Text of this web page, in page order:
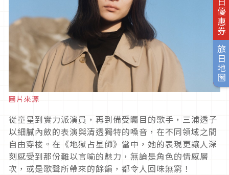
旅日優惠券
旅日地圖
圖片來源
從童星到實力派演員，再到備受矚目的歌手，三浦透子
以細膩內斂的表演與清透獨特的嗓音，在不同領域之間
自由穿梭。在《地獄占星師》當中，她的表現更讓人深
刻感受到那份難以言喻的魅力，無論是角色的情感層
次，或是歌聲所帶來的餘韻，都令人回味無窮！